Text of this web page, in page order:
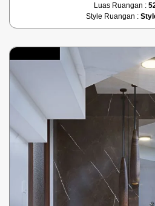
Luas Ruangan :
Style Ruangan :